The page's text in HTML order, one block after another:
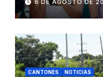
Gobierno
2.500
6 DE AGOSTO DE
CANTONES NOTICIAS